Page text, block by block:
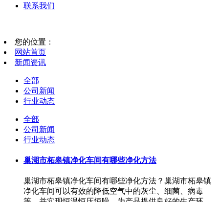
联系我们
您的位置：
网站首页
新闻资讯
全部
公司新闻
行业动态
全部
公司新闻
行业动态
巢湖市柘皋镇净化车间有哪些净化方法
巢湖市柘皋镇净化车间有哪些净化方法？巢湖市柘皋镇
净化车间可以有效的降低空气中的灰尘、细菌、病毒